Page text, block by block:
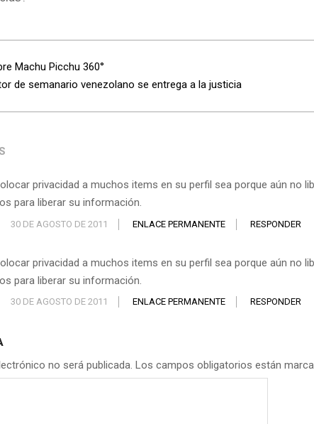
Machu Picchu 360°
de semanario venezolano se entrega a la justicia
privacidad a muchos items en su perfil sea porque aún no
para liberar su información.
30 DE AGOSTO DE 2011 ENLACE PERMANENTE RESPONDER
privacidad a muchos items en su perfil sea porque aún no
para liberar su información.
30 DE AGOSTO DE 2011 ENLACE PERMANENTE RESPONDER
no será publicada. Los campos obligatorios están